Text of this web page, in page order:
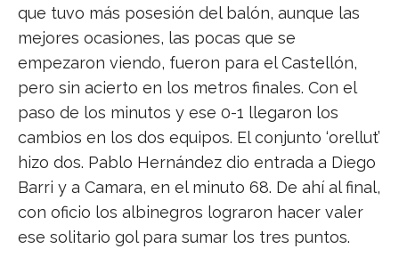
que tuvo más posesión del balón, aunque las
mejores ocasiones, las pocas que se
empezaron viendo, fueron para el Castellón,
pero sin acierto en los metros finales. Con el
paso de los minutos y ese 0-1 llegaron los
cambios en los dos equipos. El conjunto ‘orellut’
hizo dos. Pablo Hernández dio entrada a Diego
Barri y a Camara, en el minuto 68. De ahí al final,
con oficio los albinegros lograron hacer valer
ese solitario gol para sumar los tres puntos.